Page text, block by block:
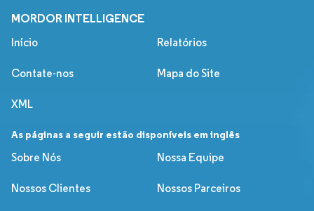
MORDOR INTELLIGENCE
Início Relatórios
Contate-nos Mapa do Site
XML
As páginas a seguir estão disponíveis em inglês
Sobre Nós
Nossa Equipe
Nossos Clientes Nossos Parceiros